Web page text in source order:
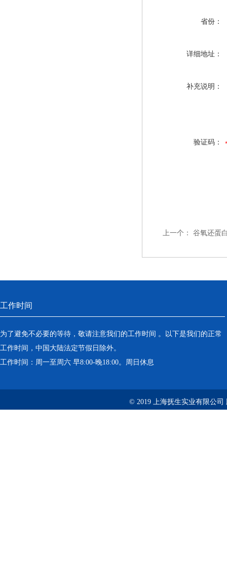
省份：
详细地址：
补充说明：
验证码：
上一个： 谷氧还蛋
工作时间
为了避免不必要的等待，敬请注意我们的工作时间 。以下是我们的正常
工作时间，中国大陆法定节假日除外。
工作时间：周一至周六 早8:00-晚18:00。周日休息
© 2019 上海抚生实业有限公司